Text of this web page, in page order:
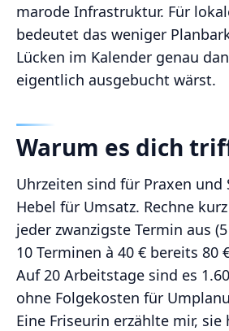
marode Infrastruktur. Für
bedeutet das weniger
Lücken im Kalender genau
eigentlich ausgebucht wärst.
Warum es dich
Uhrzeiten sind für Praxen und
Hebel für Umsatz. Rechne
jeder zwanzigste Termin aus
10 Terminen à 40 € bereits 80
Auf 20 Arbeitstage sind es
ohne Folgekosten für
Eine Friseurin erzählte mir, sie